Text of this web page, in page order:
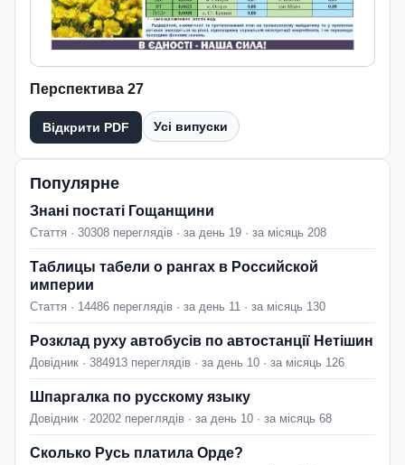
Перспектива 27
Відкрити PDF Усі випуски
Популярне
Знані постаті Гощанщини
Стаття · 30308 переглядів · за день 19 · за місяць 208
Таблицы табели о рангах в Российской
империи
Стаття · 14486 переглядів · за день 11 · за місяць 130
Розклад руху автобусів по автостанції Нетішин
Довідник · 384913 переглядів · за день 10 · за місяць 126
Шпаргалка по русскому языку
Довідник · 20202 переглядів · за день 10 · за місяць 68
Сколько Русь платила Орде?